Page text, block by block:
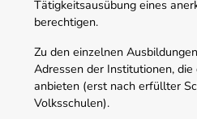
Tätigkeitsausübung eines
berechtigen.
Zu den einzelnen
Adressen der Institutionen,
anbieten (erst nach erfüllter
Volksschulen).